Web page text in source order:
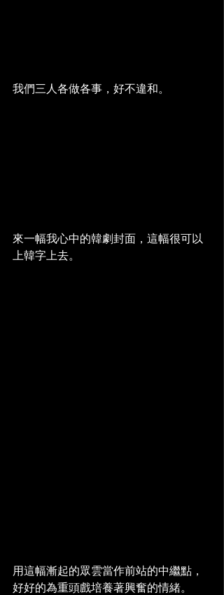
我們三人各做各事，好不違和。
來一幅我心中的韓劇封面，這幅很可以
上韓字上去。
用這幅漸起的眾雲當作前站的中繼點，
好好的為重頭戲培養著興奮的情緒。